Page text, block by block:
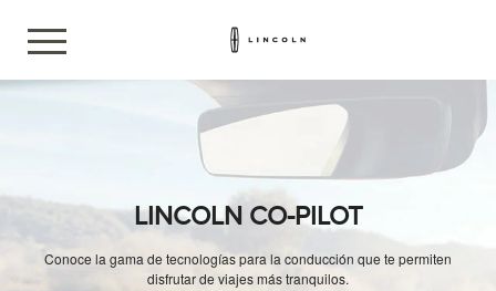
LINCOLN CO-PILOT
Conoce la gama de tecnologías para la conducción que te permiten
disfrutar de viajes más tranquilos.